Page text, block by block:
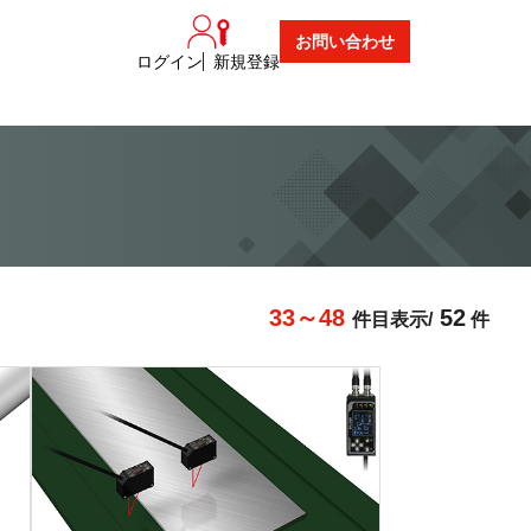
ログイン 新規登録
お問い合わせ
33～48 件目表示/ 52 件